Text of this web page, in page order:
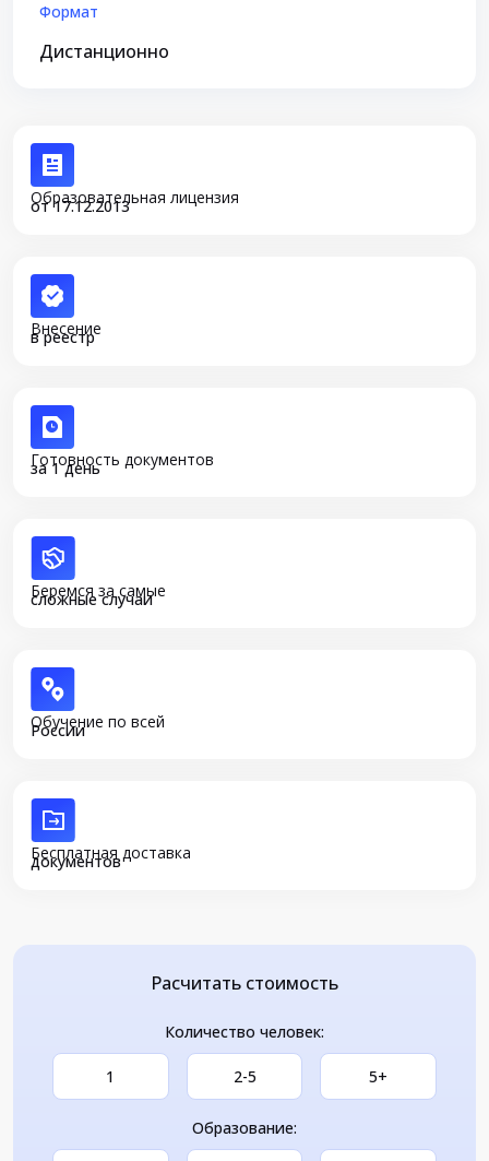
Формат
Дистанционно
Образовательная лицензия
от 17.12.2013
Внесение
в реестр
Готовность документов
за 1 день
Беремся за самые
сложные случаи
Обучение по всей
России
Бесплатная доставка
документов
Расчитать стоимость
Количество человек:
1 2-5 5+
Образование: